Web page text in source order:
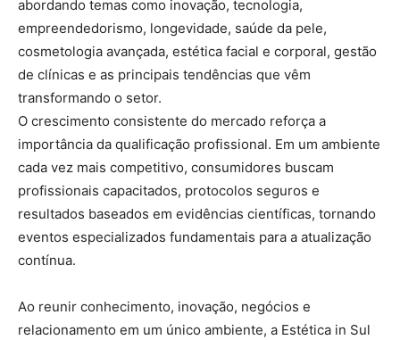
abordando temas como inovação, tecnologia,
empreendedorismo, longevidade, saúde da pele,
cosmetologia avançada, estética facial e corporal, gestão
de clínicas e as principais tendências que vêm
transformando o setor.
O crescimento consistente do mercado reforça a
importância da qualificação profissional. Em um ambiente
cada vez mais competitivo, consumidores buscam
profissionais capacitados, protocolos seguros e
resultados baseados em evidências científicas, tornando
eventos especializados fundamentais para a atualização
contínua.
Ao reunir conhecimento, inovação, negócios e
relacionamento em um único ambiente, a Estética in Sul